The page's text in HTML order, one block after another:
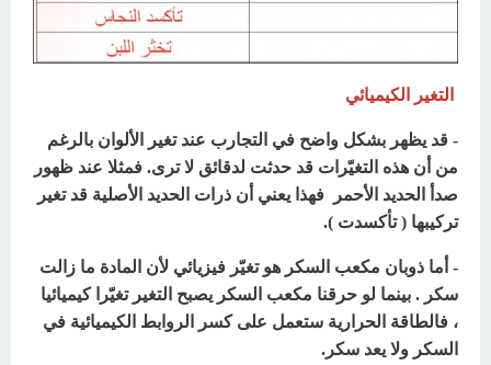
التغير الكيميائي
- قد يظهر بشكل واضح في التجارب عند تغير الألوان بالرغم
من أن هذه التغيّرات قد حدثت لدقائق لا ترى. فمثلا عند ظهور
صدأ الحديد الأحمر فهذا يعني أن ذرات الحديد الأصلية قد تغير
تركيبها ( تأكسدت ).
- أما ذوبان مكعب السكر هو تغيّر فيزيائي لأن المادة ما زالت
سكر . بينما لو حرقنا مكعب السكر يصبح التغير تغيّرا كيميائيا
، فالطاقة الحرارية ستعمل على كسر الروابط الكيميائية في
السكر ولا يعد سكر.